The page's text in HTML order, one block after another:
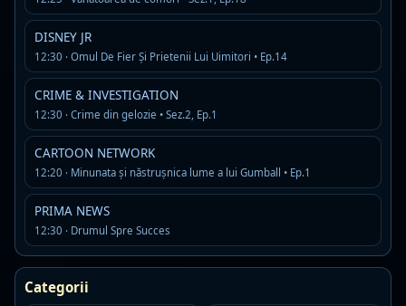
DISNEY JR
12:30 · Omul De Fier Și Prietenii Lui Uimitori • Ep.14
CRIME & INVESTIGATION
12:30 · Crime din gelozie • Sez.2, Ep.1
CARTOON NETWORK
12:20 · Minunata și năstrușnica lume a lui Gumball • Ep.1
PRIMA NEWS
12:30 · Drumul Spre Succes
Categorii
SUPERSPORT 2 LIVE ☆
Acum:12:00 · Live Tenis ITF: Curtea de Arges Finala
Urmeaza:14:00 · Live Asii Tenisului
Romanesti Sport
PRO ARENA
Acum:09:00 · Desafio: Aventura
Romanesti